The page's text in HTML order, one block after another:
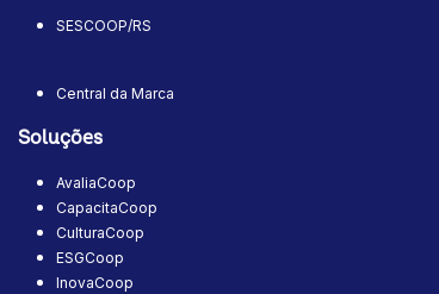
SESCOOP/RS
Central da Marca
Soluções
AvaliaCoop
CapacitaCoop
CulturaCoop
ESGCoop
InovaCoop